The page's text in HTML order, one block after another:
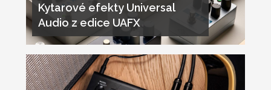
Kytarové efekty Universal
Audio z edice UAFX